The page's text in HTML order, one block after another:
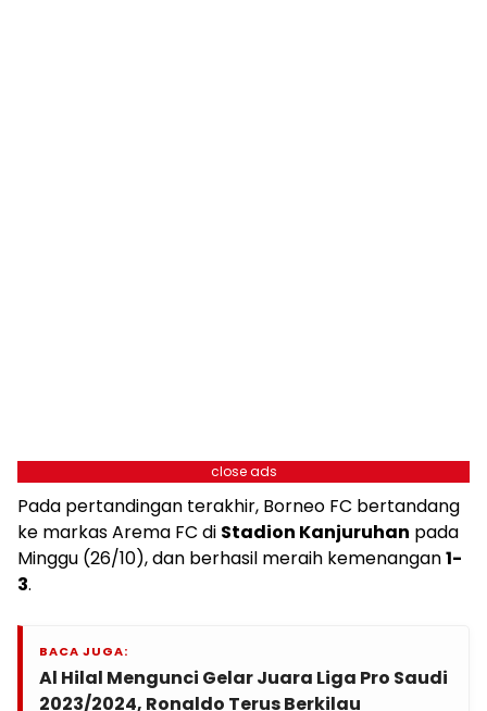
close ads
Pada pertandingan terakhir, Borneo FC bertandang
ke markas Arema FC di Stadion Kanjuruhan pada
Minggu (26/10), dan berhasil meraih kemenangan1-
3.
BACA JUGA:
Al Hilal Mengunci Gelar Juara Liga Pro Saudi
2023/2024, Ronaldo Terus Berkilau